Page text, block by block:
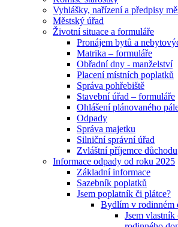
Vyhlášky, nařízení a předpisy
Městský úřad
Životní situace a formuláře
Pronájem bytů a
Matrika – formuláře
Obřadní dny - manželství
Placení místních poplatků
Správa pohřebiště
Stavební úřad – formuláře
Ohlášení plánovaného
Odpady
Správa majetku
Silniční správní úřad
Zvláštní příjemce důchodu
Informace odpady od roku 2025
Základní informace
Sazebník poplatků
Jsem poplatník či plátce?
Bydlím v rodinném
Jsem